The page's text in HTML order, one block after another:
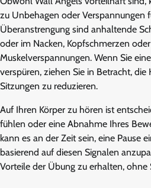
zu Unbehagen oder Verspannungen
Überanstrengung sind anhaltende
oder im Nacken, Kopfschmerzen
Muskelverspannungen. Wenn Sie
verspüren, ziehen Sie in Betracht,
Sitzungen zu reduzieren.
Auf Ihren Körper zu hören ist
fühlen oder eine Abnahme Ihres
kann es an der Zeit sein, eine Pause
basierend auf diesen Signalen
Vorteile der Übung zu erhalten, ohne